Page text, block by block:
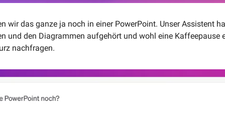
wir das ganze ja noch in einer PowerPoint. Unser Assistent
und den Diagrammen aufgehört und wohl eine Kaffeepause
nachfragen.